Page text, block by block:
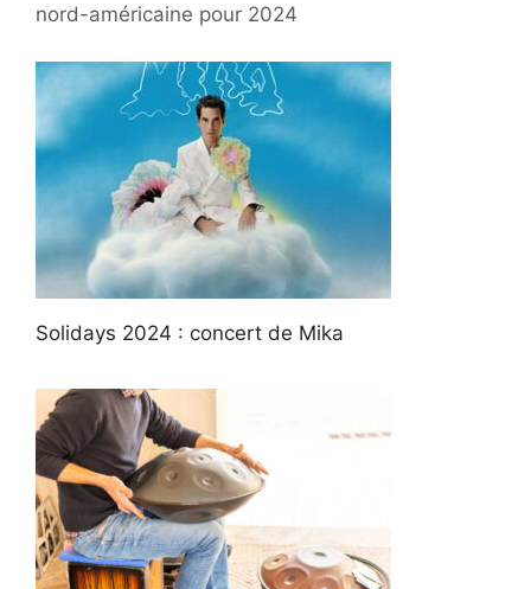
nord-américaine pour 2024
Solidays 2024 : concert de Mika